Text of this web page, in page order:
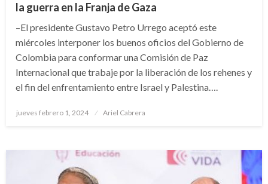
la guerra en la Franja de Gaza
–El presidente Gustavo Petro Urrego aceptó este
miércoles interponer los buenos oficios del Gobierno de
Colombia para conformar una Comisión de Paz
Internacional que trabaje por la liberación de los rehenes y
el fin del enfrentamiento entre Israel y Palestina….
Publicado
jueves febrero 1, 2024 Ariel Cabrera